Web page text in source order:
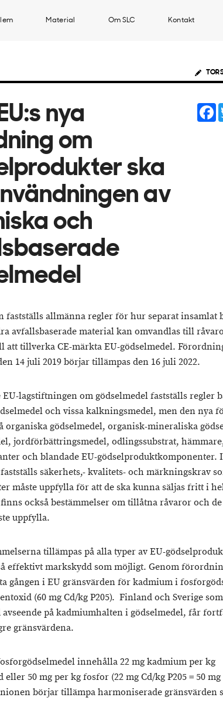
Material Om SLC Kontakt
nya
om
ska
av
och
fastställs allmänna regler för hur separat insamlat
avfallsbaserade material kan omvandlas till
att tillverka CE-märkta EU-gödselmedel.
14 juli 2019 börjar tillämpas den 16 juli 2022.
EU-lagstiftningen om gödselmedel fastställs regler
och vissa kalkningsmedel, men den nya
organiska gödselmedel, organisk-mineraliska
jordförbättringsmedel, odlingssubstrat,
och blandade EU-gödselproduktkomponenter. I
säkerhets,- kvalitets- och märkningskrav
måste uppfylla för att de ska kunna säljas fritt i
också bestämmelser om tillåtna råvaror och
uppfylla.
tillämpas på alla typer av EU-
effektivt markskydd som möjligt. Genom
gången i EU gränsvärden för kadmium i
(60 mg Cd/kg P205). Finland och Sverige
avseende på kadmiumhalten i gödselmedel, får
gränsvärdena.
innehålla 22 mg kadmium per kg
50 mg per kg fosfor (22 mg Cd/kg P205 = 50
börjar tillämpa harmoniserade gränsvärden